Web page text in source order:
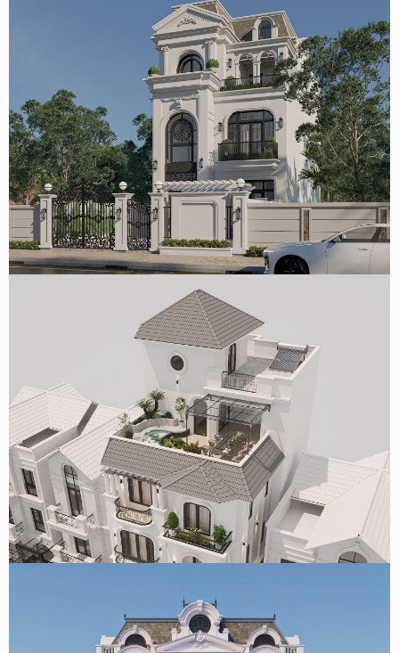
Mẫu thiết kế biệt thự tân cổ điển 3 tầng 189m2 tại Ninh
Bình
Mẫu thiết kế biệt thự phố tân cổ điển 123m2/sàn ở Hà Nội
của anh Huy